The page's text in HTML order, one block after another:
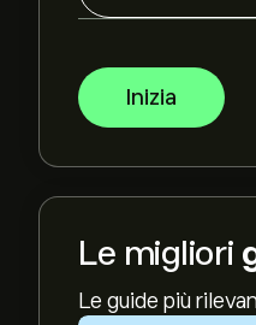
Inizia
Le migliori
Le guide più